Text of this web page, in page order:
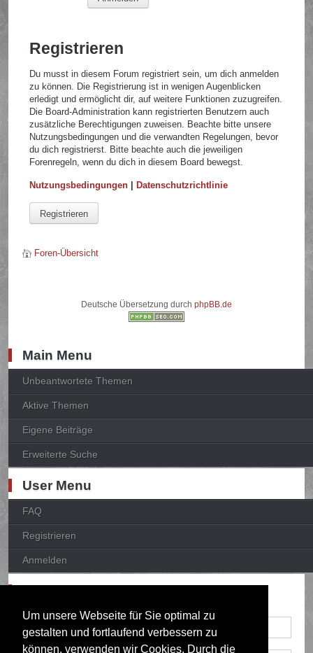
Um unsere Webseite für Sie optimal zu
gestalten und fortlaufend verbessern zu
können, verwenden wir Cookies. Durch die
Registrieren
Du musst in diesem Forum registriert sein, um dich anmelden
zu können. Die Registrierung ist in wenigen Augenblicken
erledigt und ermöglicht dir, auf weitere Funktionen zuzugreifen.
Die Board-Administration kann registrierten Benutzern auch
zusätzliche Berechtigungen zuweisen. Beachte bitte unsere
Nutzungsbedingungen und die verwandten Regelungen, bevor
du dich registrierst. Bitte beachte auch die jeweiligen
Forenregeln, wenn du dich in diesem Board bewegst.
Nutzungsbedingungen |Datenschutzrichtlinie
Registrieren
Foren-Übersicht
Deutsche Übersetzung durch phpBB.de
Main Menu
Unbeantwortete Themen
Aktive Themen
Eigene Beiträge
Erweiterte Suche
User Menu
FAQ
Registrieren
Anmelden